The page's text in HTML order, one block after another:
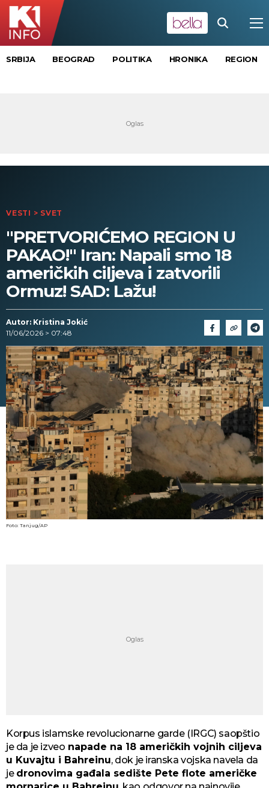
SRBIJA BEOGRAD POLITIKA HRONIKA REGION
VESTI > SVET
"PRETVORIĆEMO REGION U
PAKAO!" Iran: Napali smo 18
američkih ciljeva i zatvorili
Ormuz! SAD: Lažu!
Autor: Kristina Jokić
11/06/2026 > 07:48
Foto: Tanjug/AP
Korpus islamske revolucionarne garde (IRGC) saopštio
je da je izveo napade na 18 američkih vojnih ciljeva
u Kuvajtu i Bahreinu, dok je iranska vojska navela da
je dronovima gađala sedište Pete flote američke